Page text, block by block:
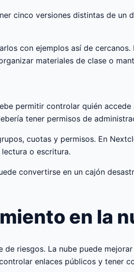
cinco versiones distintas de un
con ejemplos así de
materiales de clase o
permitir controlar quién
tener permisos de
cuotas y permisos. En
o escritura.
convertirse en un cajón
en la
de riesgos. La nube puede
enlaces públicos y tener